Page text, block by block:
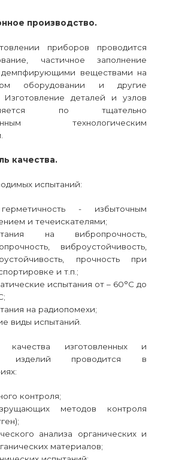
производство.
приборов проводится
частичное заполнение
демпфирующими веществами на
оборудовании и другие
Изготовление деталей и узлов
по тщательно
технологическим
качества.
испытаний:
- избыточным
и течеискателями;
на вибропрочность,
виброустойчивость,
прочность при
и т.п.;
испытания от – 60°С до
на радиопомехи;
виды испытаний.
качества изготовленных и
изделий проводится в
контроля;
методов контроля
анализа органических и
материалов;